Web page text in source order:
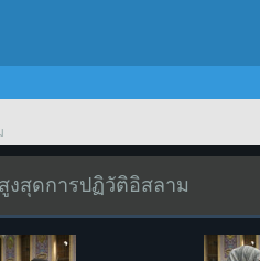
งสุดการปฏิวัติอิสลาม